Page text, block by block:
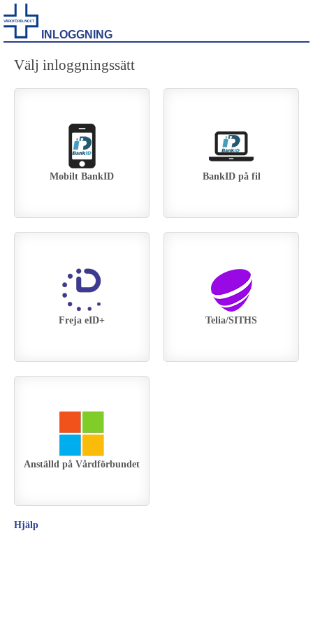
INLOGGNING
Välj inloggningssätt
Mobilt BankID BankID på fil
Telia/SITHS
Anställd på Vårdförbundet
Freja eID+
Hjälp